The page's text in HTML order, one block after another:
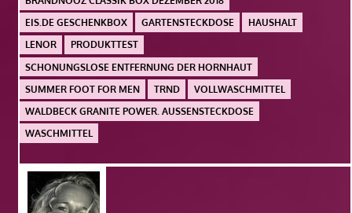
EIS.DE GESCHENKBOX
GARTENSTECKDOSE
HAUSHALT
LENOR
PRODUKTTEST
SCHONUNGSLOSE ENTFERNUNG DER HORNHAUT
SUMMER FOOT FOR MEN
TRND
VOLLWASCHMITTEL
WALDBECK GRANITE POWER. AUSSENSTECKDOSE
WASCHMITTEL